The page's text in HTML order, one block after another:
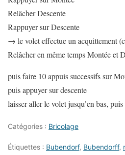
Relâcher Descente
Rappuyer sur Descente
→ le volet effectue un acquittement
Relâcher en même temps Montée et
puis faire 10 appuis successifs sur
puis appuyer sur descente
laisser aller le volet jusqu’en bas,
Catégories : Bricolage
Étiquettes : Bubendorf, Bubendorff,